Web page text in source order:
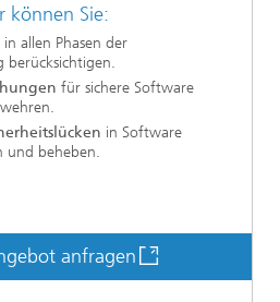
können Sie:
in allen Phasen der
berücksichtigen.
für sichere Software
in Software
und beheben.
anfragen